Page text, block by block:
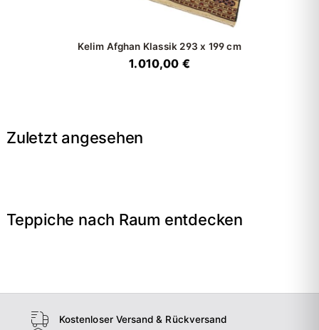
Kelim Afghan Klassik 293 x 199 cm
1.010,00 €
Zuletzt angesehen
Teppiche nach Raum entdecken
Wohnzimmer
Kostenloser Versand & Rückversand